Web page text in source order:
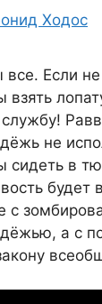
Ходос
Если не
взять
не
сидеть в
будет
с
а с